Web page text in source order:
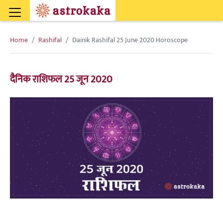
Home Rashifal Dainik Rashifal 25 June 2020 Horoscope
दैनिक राशिफल 25 जून 2020